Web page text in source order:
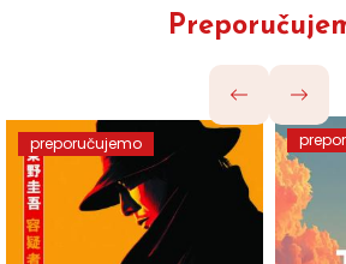
preporučujemo